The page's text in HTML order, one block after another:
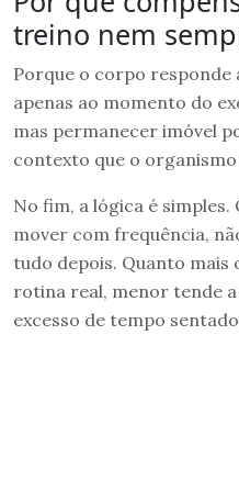
treino nem
Porque o corpo responde
apenas ao momento do
mas permanecer imóvel
contexto que o
No fim, a lógica é
mover com frequência,
tudo depois. Quanto
rotina real, menor tende
excesso de tempo